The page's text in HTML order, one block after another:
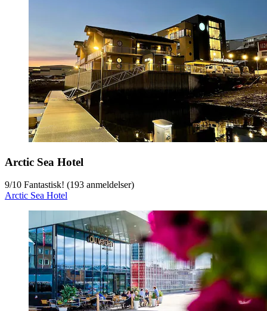
Arctic Sea Hotel
9/10 Fantastisk! (193 anmeldelser)
Arctic Sea Hotel